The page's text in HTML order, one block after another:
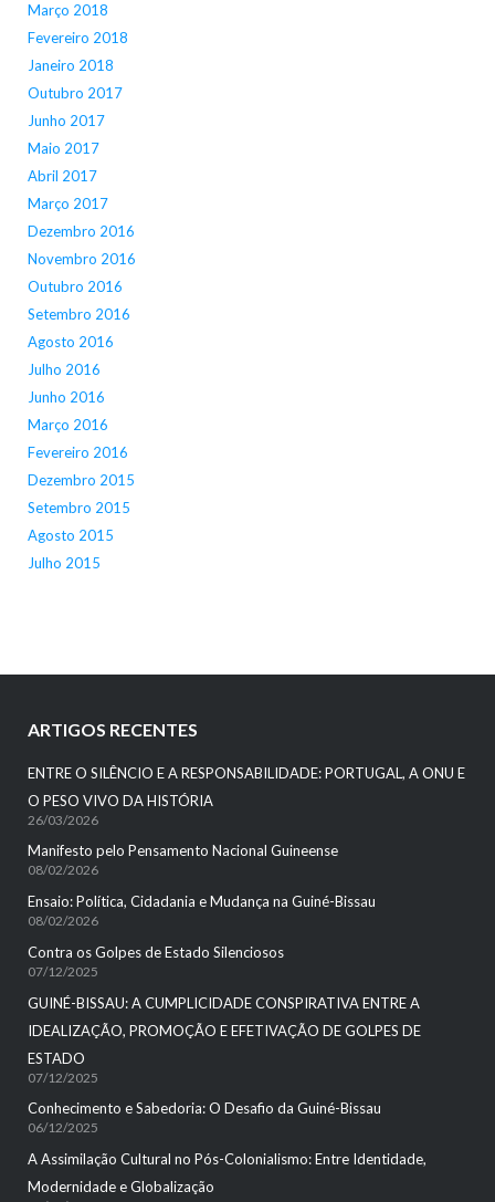
Março 2018
Fevereiro 2018
Janeiro 2018
Outubro 2017
Junho 2017
Maio 2017
Abril 2017
Março 2017
Dezembro 2016
Novembro 2016
Outubro 2016
Setembro 2016
Agosto 2016
Julho 2016
Junho 2016
Março 2016
Fevereiro 2016
Dezembro 2015
Setembro 2015
Agosto 2015
Julho 2015
ARTIGOS RECENTES
ENTRE O SILÊNCIO E A RESPONSABILIDADE: PORTUGAL, A ONU E
O PESO VIVO DA HISTÓRIA
26/03/2026
Manifesto pelo Pensamento Nacional Guineense
08/02/2026
Ensaio: Política, Cidadania e Mudança na Guiné-Bissau
08/02/2026
Contra os Golpes de Estado Silenciosos
07/12/2025
GUINÉ-BISSAU: A CUMPLICIDADE CONSPIRATIVA ENTRE A
IDEALIZAÇÃO, PROMOÇÃO E EFETIVAÇÃO DE GOLPES DE
ESTADO
07/12/2025
Conhecimento e Sabedoria: O Desafio da Guiné-Bissau
06/12/2025
A Assimilação Cultural no Pós-Colonialismo: Entre Identidade,
Modernidade e Globalização